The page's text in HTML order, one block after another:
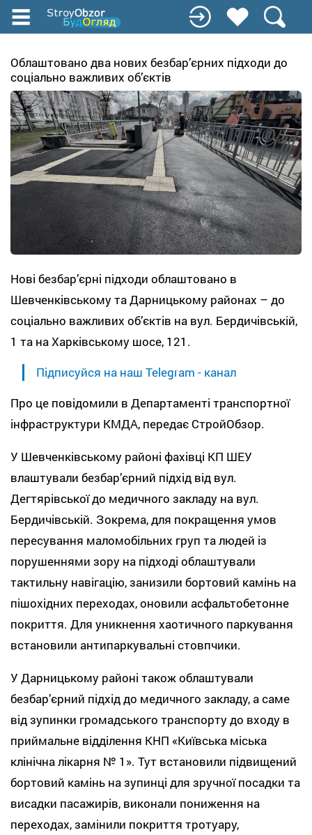
Перейти
содержанию
Облаштовано два нових безбар’єрних підходи до
соціально важливих об’єктів
Нові безбар’єрні підходи облаштовано в
Шевченківському та Дарницькому районах – до
соціально важливих об’єктів на вул. Бердичівській,
1 та на Харківському шосе, 121.
Підписуйся на наш Telegram - канал
Про це повідомили в Департаменті транспортної
інфраструктури КМДА, передає СтройОбзор.
У Шевченківському районі фахівці КП ШЕУ
влаштували безбар’єрний підхід від вул.
Дегтярівської до медичного закладу на вул.
Бердичівській. Зокрема, для покращення умов
пересування маломобільних груп та людей із
порушеннями зору на підході облаштували
тактильну навігацію, занизили бортовий камінь на
пішохідних переходах, оновили асфальтобетонне
покриття. Для уникнення хаотичного паркування
встановили антипаркувальні стовпчики.
У Дарницькому районі також облаштували
безбар’єрний підхід до медичного закладу, а саме
від зупинки громадського транспорту до входу в
приймальне відділення КНП «Київська міська
клінічна лікарня № 1». Тут встановили підвищений
бортовий камінь на зупинці для зручної посадки та
висадки пасажирів, виконали пониження на
переходах, замінили покриття тротуару,